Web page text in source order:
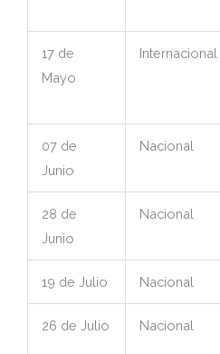
17 de
Mayo
Internacional
07 de
Junio
Nacional
28 de
Junio
Nacional
19 de Julio Nacional
26 de Julio Nacional